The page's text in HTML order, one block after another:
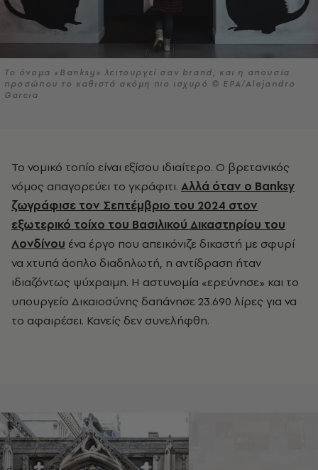
Το όνομα «Banksy» λειτουργεί σαν brand, και η απουσία
προσώπου το καθιστά ακόμη πιο ισχυρό © EPA/Alejandro
Garcia
Το νομικό τοπίο είναι εξίσου ιδιαίτερο. Ο βρετανικός
νόμος απαγορεύει το γκράφιτι. Αλλά όταν ο Banksy
ζωγράφισε τον Σεπτέμβριο του 2024 στον
εξωτερικό τοίχο του Βασιλικού Δικαστηρίου του
Λονδίνου ένα έργο που απεικόνιζε δικαστή με σφυρί
να χτυπά άοπλο διαδηλωτή, η αντίδραση ήταν
ιδιαζόντως ψύχραιμη. Η αστυνομία «ερεύνησε» και το
υπουργείο Δικαιοσύνης δαπάνησε 23.690 λίρες για να
το αφαιρέσει. Κανείς δεν συνελήφθη.